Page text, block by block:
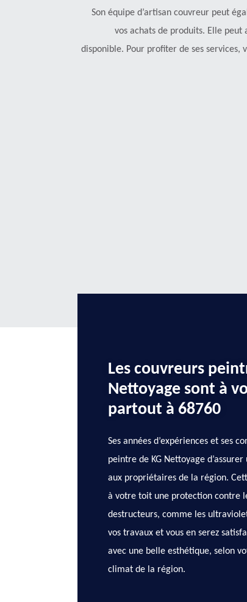
Son équipe d’artisan couvreur peut
vos achats de produits. Elle
disponible. Pour profiter de ses services,
Les couvreurs
Nettoyage sont à
partout à 68760
Ses années d’expériences et ses
peintre de KG Nettoyage
aux propriétaires de la région.
à votre toit une protection contre
destructeurs, comme les
vos travaux et vous en serez
avec une belle esthétique, selon
climat de la région.